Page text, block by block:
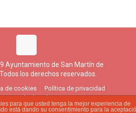
Ayuntamiento de San Martín de
los derechos reservados.
de cookies
Política de privacidad
de derechos
para que usted tenga la mejor experiencia de
está dando su consentimiento para la